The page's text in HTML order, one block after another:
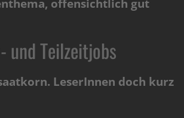
offensichtlich gut
und Teilzeitjobs
LeserInnen doch kurz